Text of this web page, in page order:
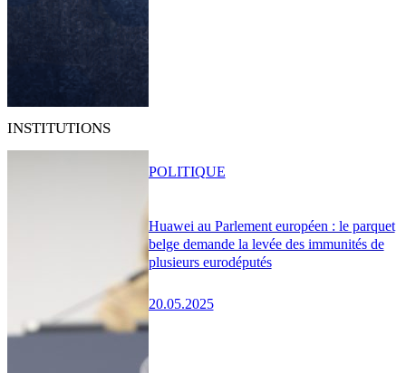
INSTITUTIONS
Huawei au Parlement européen : le parquet
belge demande la levée des immunités de
plusieurs eurodéputés
20.05.2025
POLITIQUE